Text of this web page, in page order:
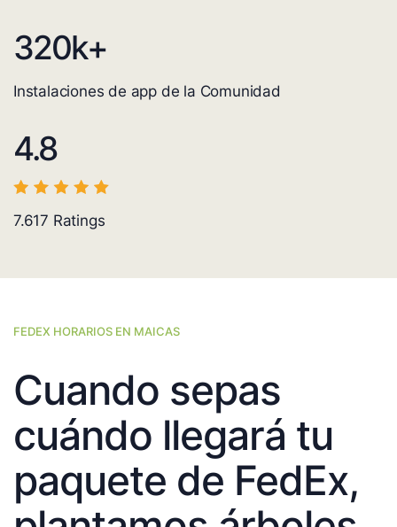
320k+
Instalaciones de app de la Comunidad
4.8
7.617 Ratings
FEDEX HORARIOS EN MAICAS
Cuando sepas
cuándo llegará tu
paquete de FedEx,